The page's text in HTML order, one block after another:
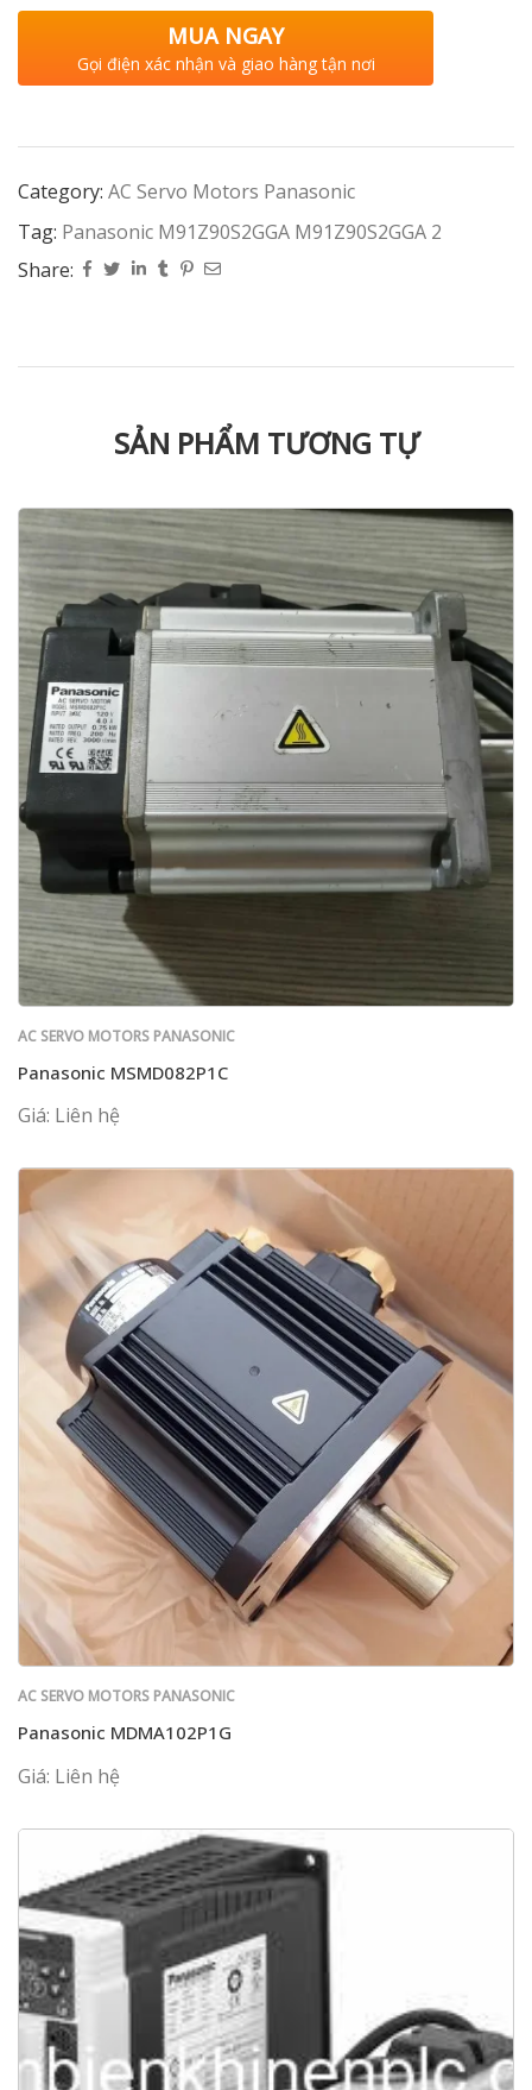
MUA NGAY
Gọi điện xác nhận và giao hàng tận nơi
Category: AC Servo Motors Panasonic
Tag: Panasonic M91Z90S2GGA M91Z90S2GGA 2
Share:
SẢN PHẨM TƯƠNG TỰ
AC SERVO MOTORS PANASONIC
Panasonic MSMD082P1C
Giá: Liên hệ
AC SERVO MOTORS PANASONIC
Panasonic MDMA102P1G
Giá: Liên hệ